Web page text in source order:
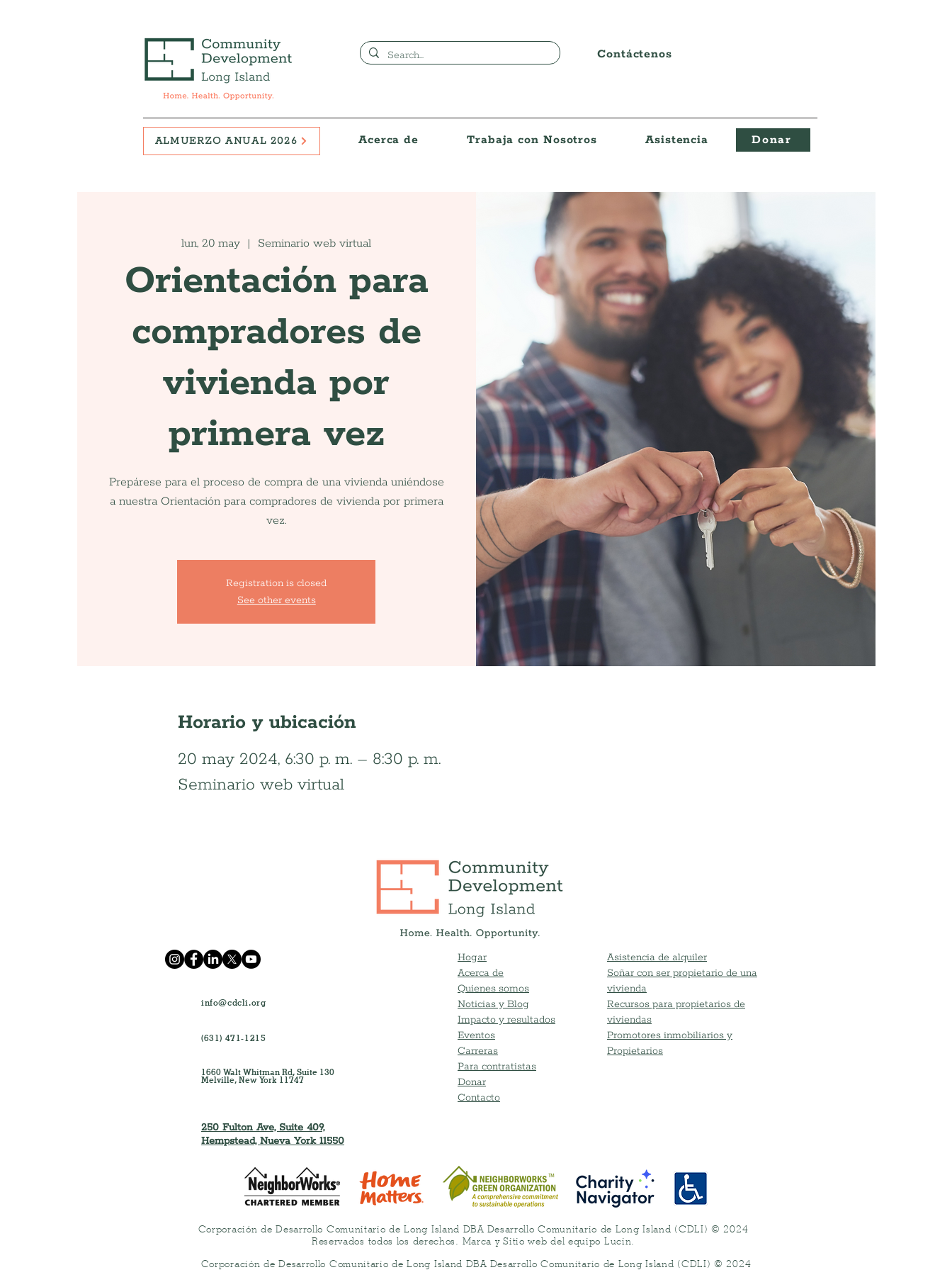
Contáctenos
ALMUERZO ANUAL 2026 Acerca de Trabaja con Nosotros Asistencia Donar
lun, 20 may
  |
Seminario web virtual
Orientación para
compradores de
vivienda por
primera vez
Prepárese para el proceso de compra de una vivienda uniéndose
a nuestra Orientación para compradores de vivienda por primera
vez.
Registration is closed
See other events
Horario y ubicación
20 may 2024, 6:30 p. m. – 8:30 p. m.
Seminario web virtual
info@cdcli.org
(631) 471-1215
1660 Walt Whitman Rd, Suite 130
Melville, New York 11747
250 Fulton Ave, Suite 409,
Hempstead, Nueva York 11550
Hogar
Acerca de
Quienes somos
Noticias y Blog
Impacto y resultados
Eventos
Carreras
Para contratistas
Donar
Contacto
Asistencia de alquiler
Soñar con ser propietario de una
vivienda
Recursos para propietarios de
viviendas
Promotores inmobiliarios y
Propietarios
Corporación de Desarrollo Comunitario de Long Island DBA Desarrollo Comunitario de Long Island (CDLI) © 2024
Reservados todos los derechos. Marca y Sitio web del equipo Lucin.
Corporación de Desarrollo Comunitario de Long Island DBA Desarrollo Comunitario de Long Island (CDLI) © 2024